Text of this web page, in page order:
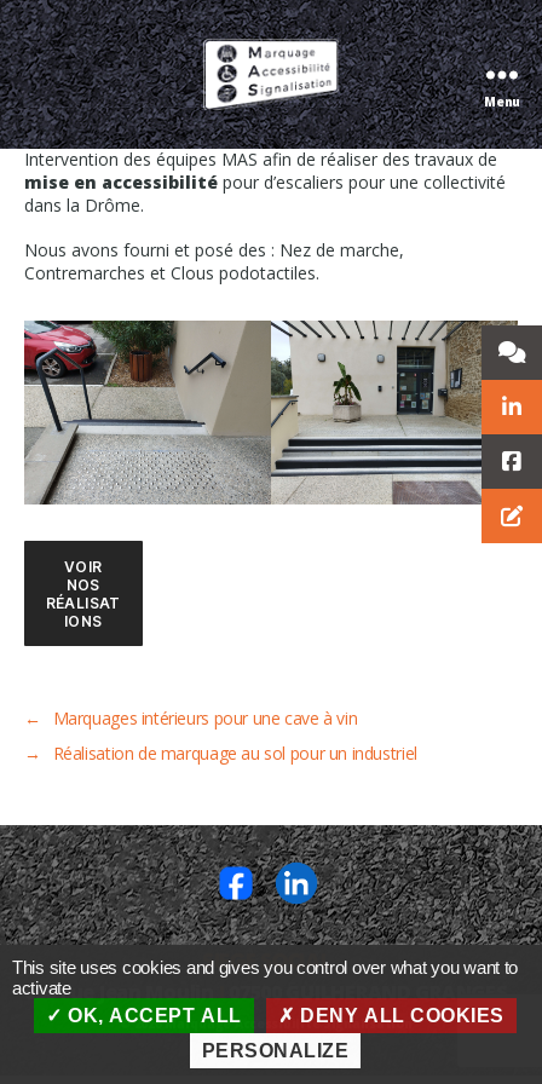
Marquage
Accessibilité
Signalisation
Menu
Mise en accessibilité d’escaliers dans la
Drôme
Intervention des équipes MAS afin de réaliser des travaux de
mise en accessibilité pour d’escaliers pour une collectivité
dans la Drôme.
Nous avons fourni et posé des : Nez de marche,
Contremarches et Clous podotactiles.
VOIR
NOS
RÉALISAT
IONS
←
Marquages intérieurs pour une cave à vin
→
Réalisation de marquage au sol pour un industriel
SIEGE SOCIAL
630 rue Jean MoulinI07500 GUILHERAND GRANGES
© 2026Marquage Accessibilité Signalisation
This site uses cookies and gives you control over what you want to
activate
OK, ACCEPT ALL
DENY ALL COOKIES
PERSONALIZE